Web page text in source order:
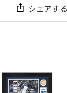
シェアする